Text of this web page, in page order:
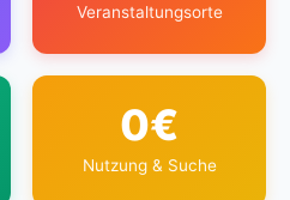
Veranstaltungsorte
0€
Nutzung & Suche